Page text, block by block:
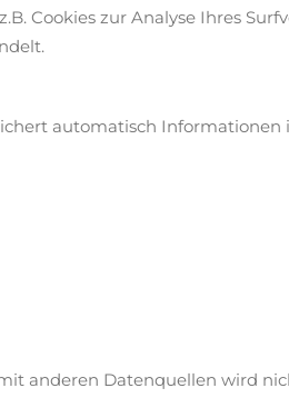
Cookies zur Analyse Ihres
automatisch
anderen Datenquellen wird